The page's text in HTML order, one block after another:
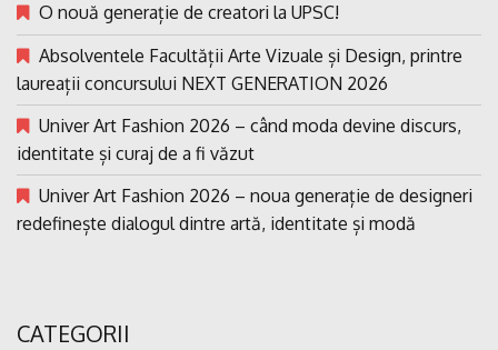
O nouă generație de creatori la UPSC!
Absolventele Facultății Arte Vizuale și Design, printre
laureații concursului NEXT GENERATION 2026
Univer Art Fashion 2026 – când moda devine discurs,
identitate și curaj de a fi văzut
Univer Art Fashion 2026 – noua generație de designeri
redefinește dialogul dintre artă, identitate și modă
CATEGORII